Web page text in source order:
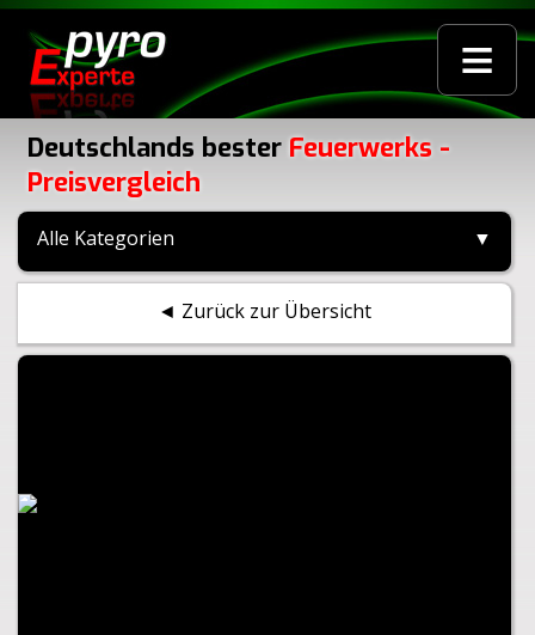
≡
Deutschlands bester Feuerwerks -
Preisvergleich
Alle Kategorien ▼
◄ Zurück zur Übersicht